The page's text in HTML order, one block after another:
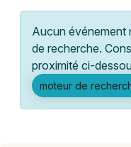
Grands
Activité &
Manifestations
Foires & salons
Lille
Lyon
Marseille
Mulhouse
Aucun événement
de recherche.
proximité ci-
moteur de
Aujourd'hui
Demain